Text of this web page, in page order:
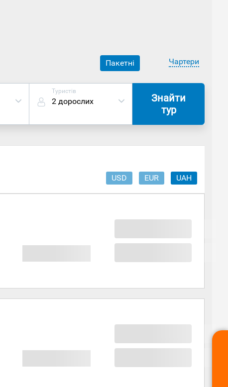
Пакетні Чартери
Туристів
2 дорослих
Знайти
тур
USD EUR UAH